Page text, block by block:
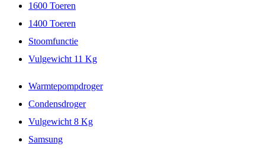
1600 Toeren
1400 Toeren
Stoomfunctie
Vulgewicht 11 Kg
Warmtepompdroger
Condensdroger
Vulgewicht 8 Kg
Samsung